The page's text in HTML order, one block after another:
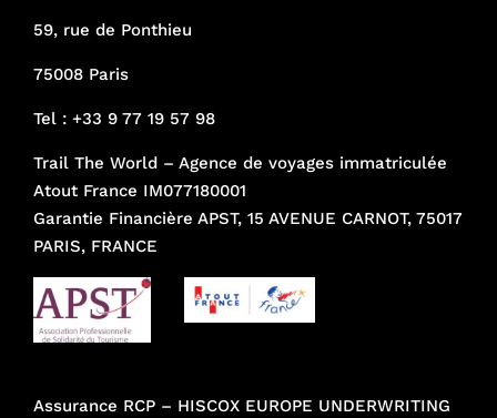
59, rue de Ponthieu
75008 Paris
Tel : +33 9 77 19 57 98
Trail The World – Agence de voyages immatriculée
Atout France IM077180001
Garantie Financière APST, 15 AVENUE CARNOT, 75017
PARIS, FRANCE
Assurance RCP – HISCOX EUROPE UNDERWRITING